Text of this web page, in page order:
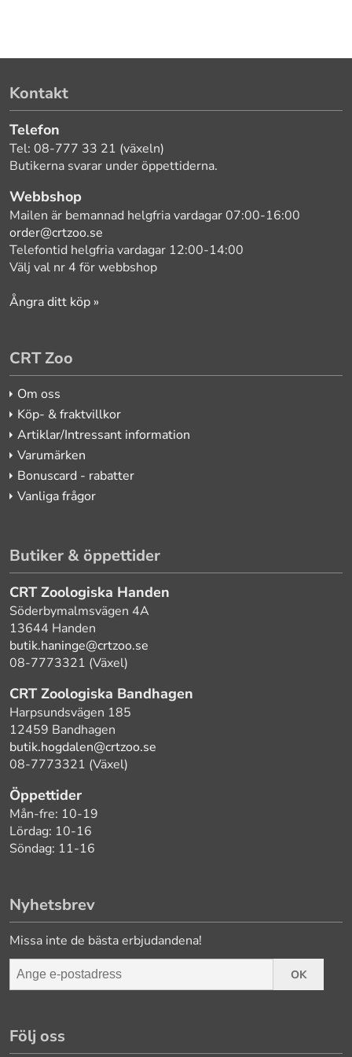
Kontakt
Telefon
Tel: 08-777 33 21 (växeln)
Butikerna svarar under öppettiderna.
Webbshop
Mailen är bemannad helgfria vardagar 07:00-16:00
order@crtzoo.se
Telefontid helgfria vardagar 12:00-14:00
Välj val nr 4 för webbshop
Ångra ditt köp »
CRT Zoo
Om oss
Köp- & fraktvillkor
Artiklar/Intressant information
Varumärken
Bonuscard - rabatter
Vanliga frågor
Butiker & öppettider
CRT Zoologiska Handen
Söderbymalmsvägen 4A
13644 Handen
butik.haninge@crtzoo.se
08-7773321 (Växel)
CRT Zoologiska Bandhagen
Harpsundsvägen 185
12459 Bandhagen
butik.hogdalen@crtzoo.se
08-7773321 (Växel)
Öppettider
Mån-fre: 10-19
Lördag: 10-16
Söndag: 11-16
Nyhetsbrev
Missa inte de bästa erbjudandena!
OK
Följ oss